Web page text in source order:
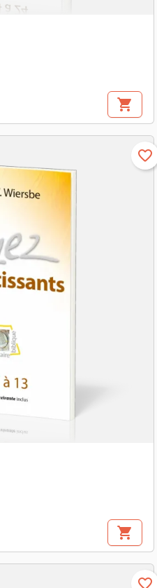
shopping_cart
favorite_border
shopping_cart
favorite_border